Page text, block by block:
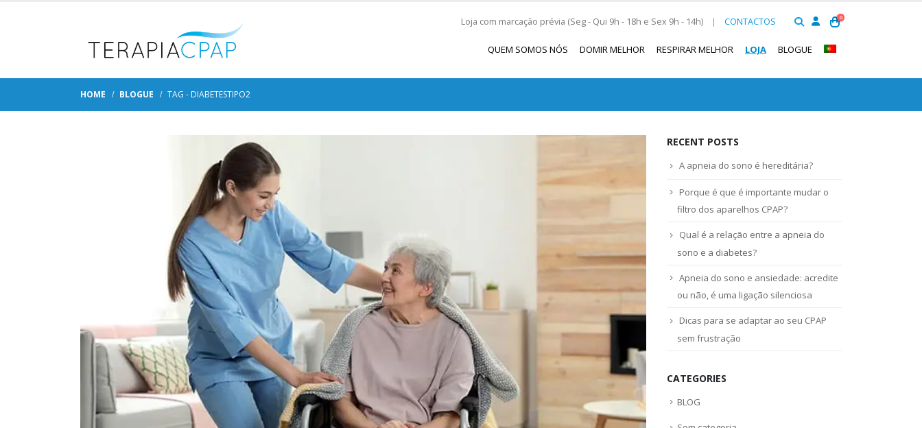
Loja com marcação prévia (Seg - Qui 9h - 18h e Sex 9h - 14h) | CONTACTOS 0
QUEM SOMOS NÓS DOMIR MELHOR RESPIRAR MELHOR LOJA BLOGUE
HOME BLOGUE TAG - DIABETESTIPO2
RECENT POSTS
A apneia do sono é hereditária?
Porque é que é importante mudar o
filtro dos aparelhos CPAP?
Qual é a relação entre a apneia do
sono e a diabetes?
Apneia do sono e ansiedade: acredite
ou não, é uma ligação silenciosa
Dicas para se adaptar ao seu CPAP
sem frustração
CATEGORIES
BLOG